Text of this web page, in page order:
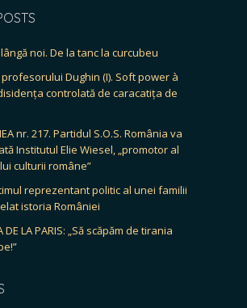
noi. De la tanc la curcubeu
Dughin (I). Soft power à
controlată de caracatița de
nr. 217. Partidul S.O.S. România va
Institutul Elie Wiesel, „promotor al
culturii române”
reprezentant politic al unei familii
istoria României
DE LA PARIS: „Să scăpăm de tirania